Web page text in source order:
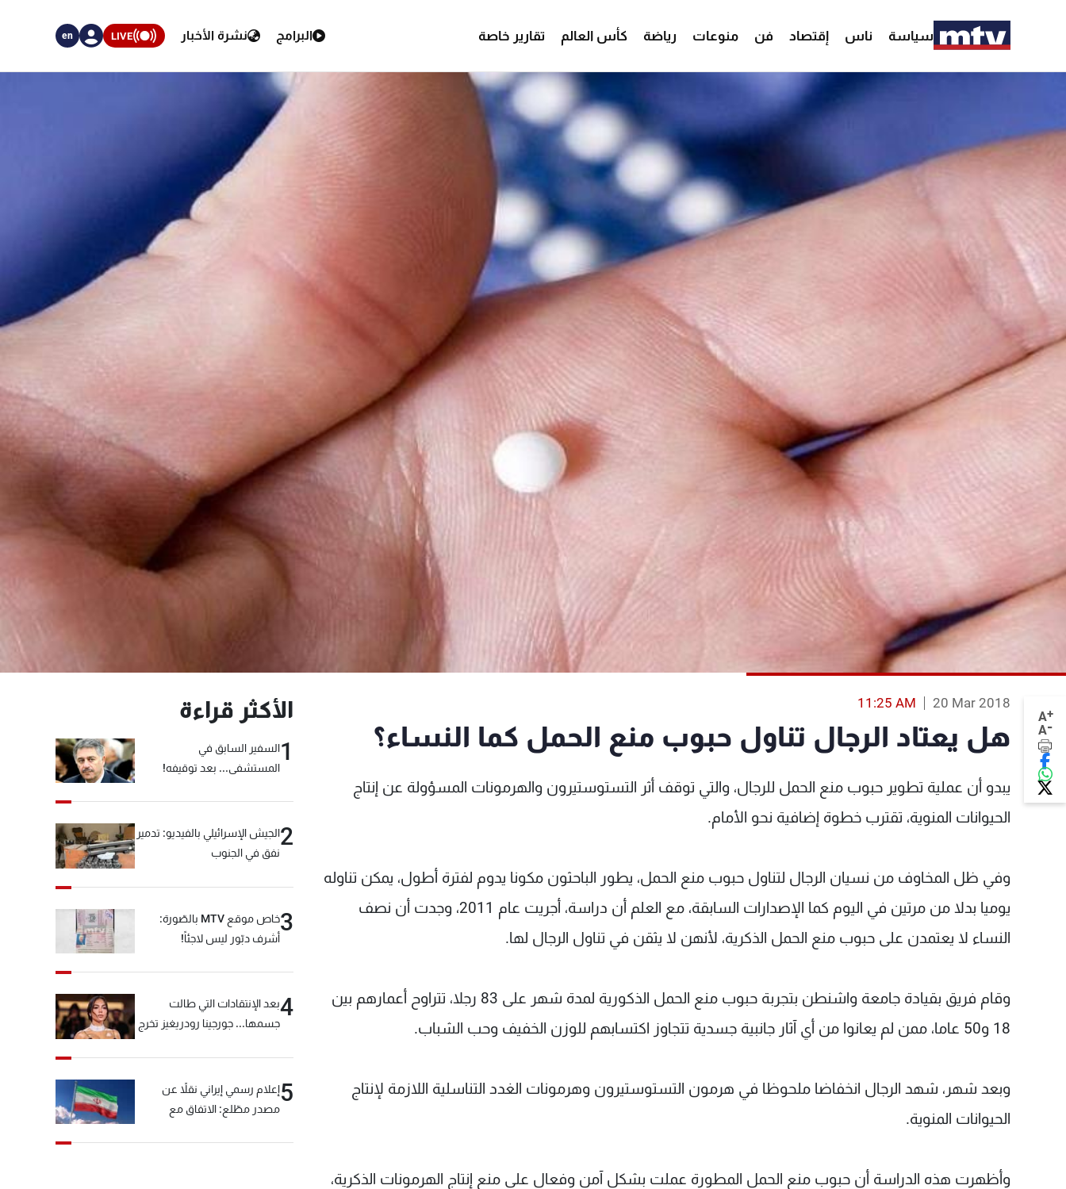
سياسة ناس إقتصاد فن منوعات رياضة كأس العالم تقارير خاصة البرامج نشرة الأخبار LIVE
en
A+
A-
20 Mar 2018
11:25 AM
هل يعتاد الرجال تناول حبوب منع الحمل كما النساء؟
يبدو أن عملية تطوير حبوب منع الحمل للرجال، والتي توقف أثر التستوستيرون والهرمونات المسؤولة عن إنتاج
الحيوانات المنوية، تقترب خطوة إضافية نحو الأمام.
وفي ظل المخاوف من نسيان الرجال لتناول حبوب منع الحمل، يطور الباحثون مكونا يدوم لفترة أطول، يمكن تناوله
يوميا بدلا من مرتين في اليوم كما الإصدارات السابقة، مع العلم أن دراسة، أجريت عام 2011، وجدت أن نصف
النساء لا يعتمدن على حبوب منع الحمل الذكرية، لأنهن لا يثقن في تناول الرجال لها.
وقام فريق بقيادة جامعة واشنطن بتجربة حبوب منع الحمل الذكورية لمدة شهر على 83 رجلا، تتراوح أعمارهم بين
18 و50 عاما، ممن لم يعانوا من أي آثار جانبية جسدية تتجاوز اكتسابهم للوزن الخفيف وحب الشباب.
وبعد شهر، شهد الرجال انخفاضا ملحوظا في هرمون التستوستيرون وهرمونات الغدد التناسلية اللازمة لإنتاج
الحيوانات المنوية.
وأظهرت هذه الدراسة أن حبوب منع الحمل المطورة عملت بشكل آمن وفعال على منع إنتاج الهرمونات الذكرية،
الأكثر قراءة
1السفير السابق في
المستشفى... بعد توقيفه!
2الجيش الإسرائيلي بالفيديو: تدمير
نفق في الجنوب
3
خاص موقع MTV بالصّورة:
أشرف دبّور ليس لاجئاً!
4بعد الإنتقادات التي طالت
جسمها... جورجينا رودريغيز تخرج
5إعلام رسمي إيراني نقلاً عن
مصدر مطّلع: الاتفاق مع